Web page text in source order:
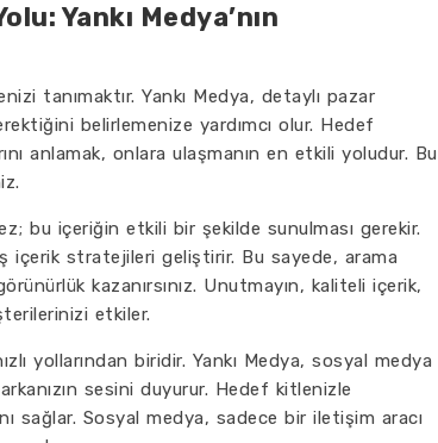
Yankı Medya’nın
tanımaktır. Yankı Medya, detaylı pazar
belirlemenize yardımcı olur. Hedef
anlamak, onlara ulaşmanın en etkili yoludur. Bu
bu içeriğin etkili bir şekilde sunulması gerekir.
içerik stratejileri geliştirir. Bu sayede, arama
kazanırsınız. Unutmayın, kaliteli içerik,
etkiler.
yollarından biridir. Yankı Medya, sosyal medya
sesini duyurur. Hedef kitlenizle
sağlar. Sosyal medya, sadece bir iletişim aracı